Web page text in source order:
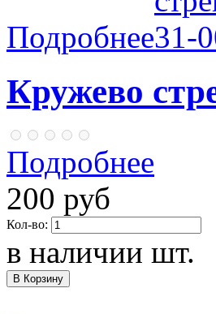
Подробнее
Кружево
Подробнее
200 руб
Кол-во:
в наличии шт.